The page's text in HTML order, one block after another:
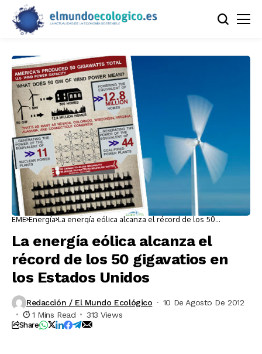
EME Energía La energía eólica alcanza el récord de los 50
gigavatios en los Estados Unidos
La energía eólica alcanza el
récord de los 50 gigavatios en
los Estados Unidos
Redacción / El Mundo Ecológico
10 De Agosto De 2012
1 Mins Read
313 Views
Share